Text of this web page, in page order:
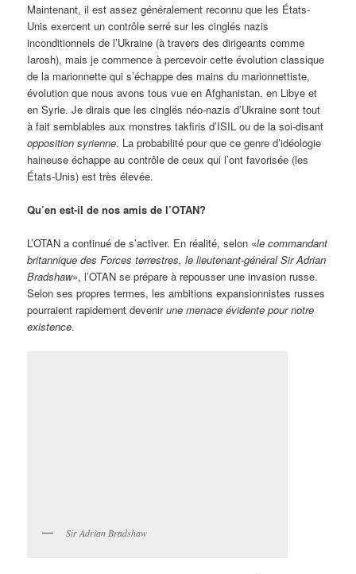
Maintenant, il est assez généralement reconnu que les États-
Unis exercent un contrôle serré sur les cinglés nazis
inconditionnels de l’Ukraine (à travers des dirigeants comme
Iarosh), mais je commence à percevoir cette évolution classique
de la marionnette qui s’échappe des mains du marionnettiste,
évolution que nous avons tous vue en Afghanistan, en Libye et
en Syrie. Je dirais que les cinglés néo-nazis d’Ukraine sont tout
à fait semblables aux monstres takfiris d’ISIL ou de la soi-disant
opposition syrienne. La probabilité pour que ce genre d’idéologie
haineuse échappe au contrôle de ceux qui l’ont favorisée (les
États-Unis) est très élevée.
Qu’en est-il de nos amis de l’OTAN?
L’OTAN a continué de s’activer. En réalité, selon «le commandant
britannique des Forces terrestres, le lieutenant-général Sir Adrian
Bradshaw», l’OTAN se prépare à repousser une invasion russe.
Selon ses propres termes, les ambitions expansionnistes russes
pourraient rapidement devenirune menace évidente pour notre
existence.
Sir Adrian Bradshaw